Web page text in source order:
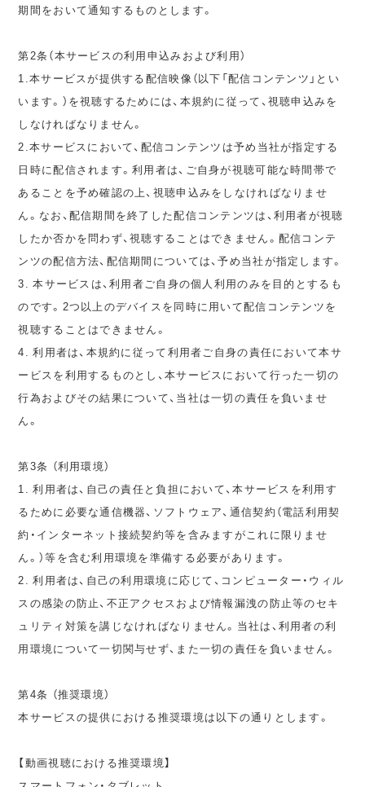
期間をおいて通知するものとします。
第2条（本サービスの利用申込みおよび利用）
1.本サービスが提供する配信映像（以下「配信コンテンツ」とい
います。）を視聴するためには、本規約に従って、視聴申込みを
しなければなりません。
2.本サービスにおいて、配信コンテンツは予め当社が指定する
日時に配信されます。利用者は、ご自身が視聴可能な時間帯で
あることを予め確認の上、視聴申込みをしなければなりませ
ん。なお、配信期間を終了した配信コンテンツは、利用者が視聴
したか否かを問わず、視聴することはできません。配信コンテ
ンツの配信方法、配信期間については、予め当社が指定します。
3. 本サービスは、利用者ご自身の個人利用のみを目的とするも
のです。2つ以上のデバイスを同時に用いて配信コンテンツを
視聴することはできません。
4. 利用者は、本規約に従って利用者ご自身の責任において本サ
ービスを利用するものとし、本サービスにおいて行った一切の
行為およびその結果について、当社は一切の責任を負いませ
ん。
第3条 （利用環境）
1. 利用者は、自己の責任と負担において、本サービスを利用す
るために必要な通信機器、ソフトウェア、通信契約（電話利用契
約・インターネット接続契約等を含みますがこれに限りませ
ん。）等を含む利用環境を準備する必要があります。
2. 利用者は、自己の利用環境に応じて、コンピューター・ウィル
スの感染の防止、不正アクセスおよび情報漏洩の防止等のセキ
ュリティ対策を講じなければなりません。当社は、利用者の利
用環境について一切関与せず、また一切の責任を負いません。
第4条 （推奨環境）
本サービスの提供における推奨環境は以下の通りとします。
【動画視聴における推奨環境】